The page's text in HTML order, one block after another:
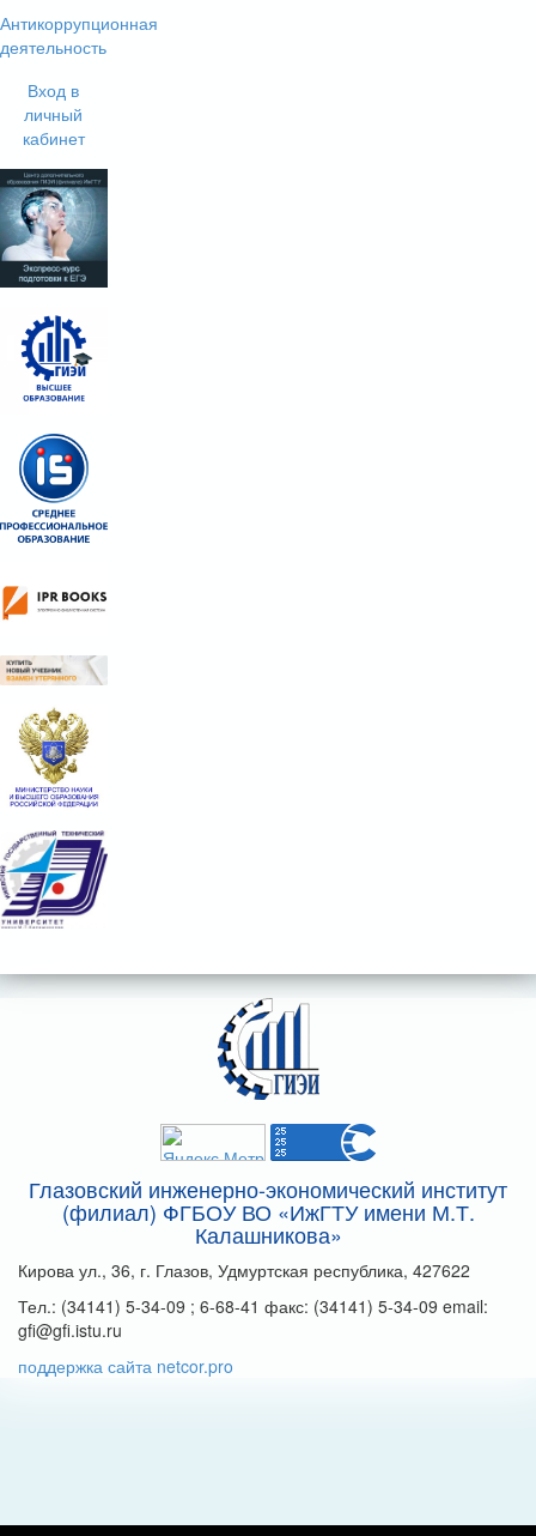
Антикоррупционная
деятельность
Вход в
личный
кабинет
Глазовский инженерно-экономический институт
(филиал) ФГБОУ ВО «ИжГТУ имени М.Т.
Калашникова»
Кирова ул., 36, г. Глазов, Удмуртская республика, 427622
Тел.: (34141) 5-34-09 ; 6-68-41 факс: (34141) 5-34-09 email:
gfi@gfi.istu.ru
поддержка сайта netcor.pro